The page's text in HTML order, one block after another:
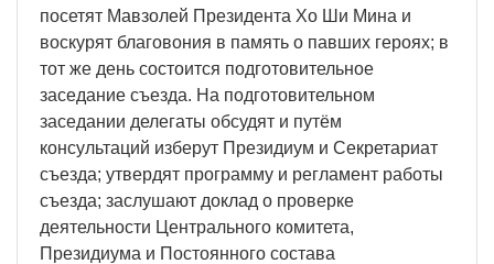
посетят Мавзолей Президента Хо Ши Мина и
воскурят благовония в память о павших героях; в
тот же день состоится подготовительное
заседание съезда. На подготовительном
заседании делегаты обсудят и путём
консультаций изберут Президиум и Секретариат
съезда; утвердят программу и регламент работы
съезда; заслушают доклад о проверке
деятельности Центрального комитета,
Президиума и Постоянного состава